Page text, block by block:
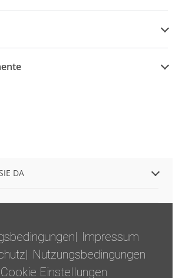
DA
Impressum
Nutzungsbedingungen
Cookie Einstellungen